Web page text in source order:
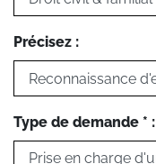
Précisez :
Type de demande * :